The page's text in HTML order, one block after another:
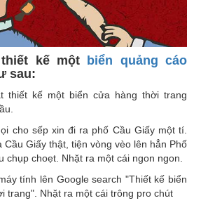
kế một
biển quảng cáo
sau:
thiết kế một biển cửa hàng thời trang
cho sếp xin đi ra phố Cầu Giấy một tí.
Cầu Giấy thật, tiện vòng vèo lên hẳn Phố
chụp choẹt. Nhặt ra một cái ngon ngon.
tính lên Google search "Thiết kế biển
trang". Nhặt ra một cái trông pro chút